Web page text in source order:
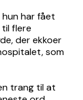
har fået
flere
der ekkoer
som
trang til at